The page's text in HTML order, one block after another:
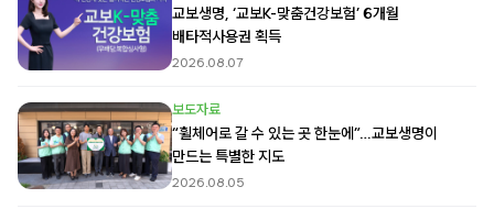
교보생명, ‘교보K-맞춤건강보험’ 6개월
배타적사용권 획득
2026.08.07
보도자료
“휠체어로 갈 수 있는 곳 한눈에”…교보생명이
만드는 특별한 지도
2026.08.05